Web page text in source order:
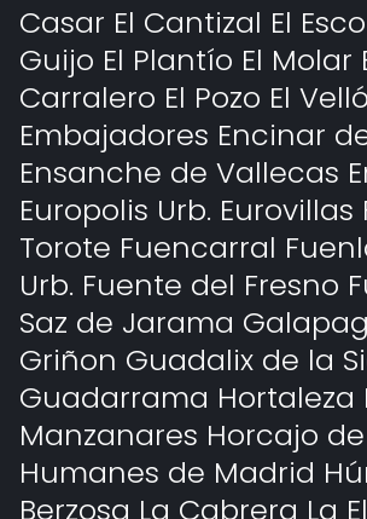
Casar El Cantizal El
Guijo El Plantío El Molar
Carralero El Pozo El
Embajadores Encinar
Ensanche de Vallecas
Europolis Urb. Eurovillas
Torote Fuencarral
Urb. Fuente del Fresno
Saz de Jarama
Griñon Guadalix de la
Guadarrama Hortaleza
Manzanares Horcajo
Humanes de Madrid
Berzosa La Cabrera La